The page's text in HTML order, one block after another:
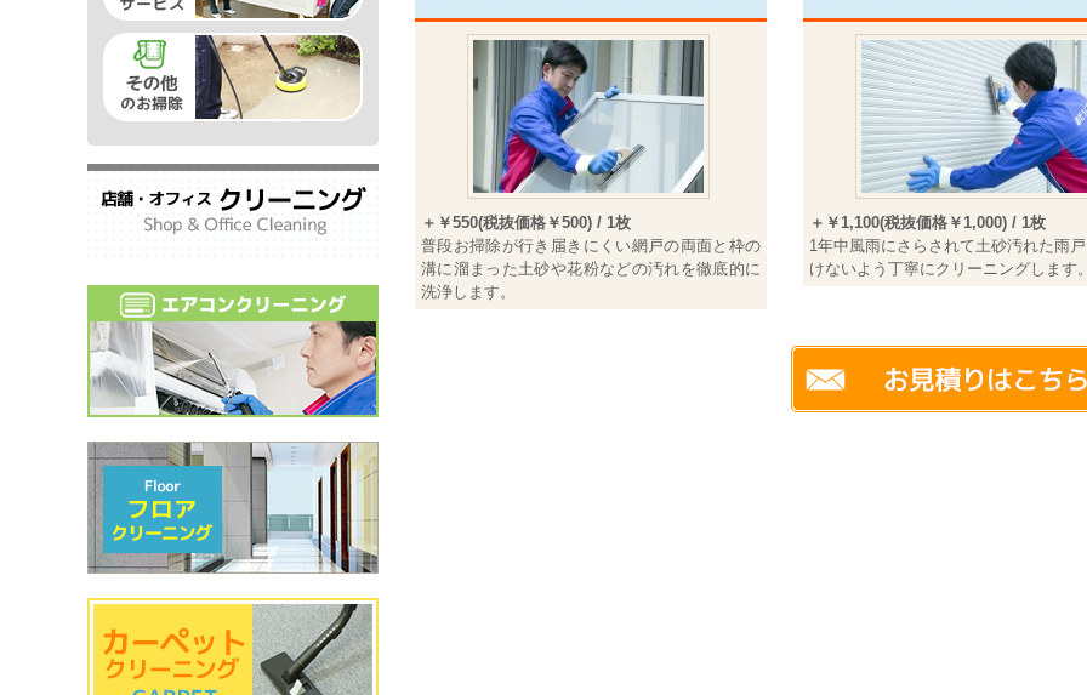
＋￥550(税抜価格￥500) / 1枚
普段お掃除が行き届きにくい網戸の両面と枠の
溝に溜まった土砂や花粉などの汚れを徹底的に
洗浄します。
＋￥1,100(税抜価格￥1,000) / 1枚
1年中風雨にさらされて土砂汚れた雨
けないよう丁寧にクリーニングします。